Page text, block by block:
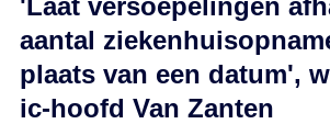
'Laat versoepelingen
aantal
plaats van een datum',
ic-hoofd Van Zanten